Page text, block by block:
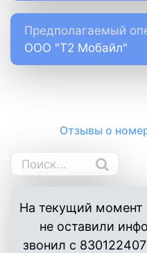
Предполагаемый
ООО "Т2 Мобайл"
Отзывы о
На текущий момент
не оставили
звонил с